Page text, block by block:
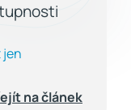
jen
na článek